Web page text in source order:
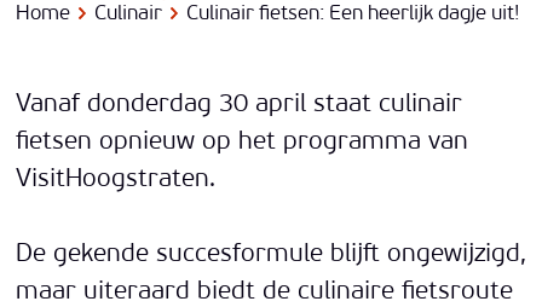
Home Culinair Culinair fietsen: Een heerlijk dagje uit!
Vanaf donderdag 30 april staat culinair
fietsen opnieuw op het programma van
VisitHoogstraten.
De gekende succesformule blijft ongewijzigd,
maar uiteraard biedt de culinaire fietsroute